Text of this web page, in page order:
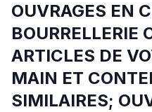
OUVRAGES EN
BOURRELLERIE
ARTICLES DE
MAIN ET
SIMILAIRES;